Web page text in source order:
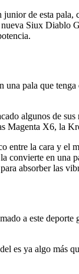
de esta
Siux Diablo
una pala que
algunos de
Magenta X6, la
la cara y el
convierte en
absorber las
a este
es ya algo más